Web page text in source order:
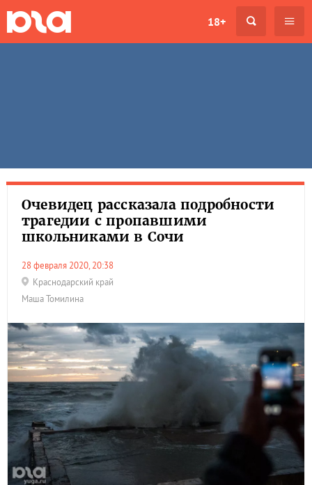
18+
Очевидец рассказала подробности
трагедии с пропавшими
школьниками в Сочи
28 февраля 2020, 20:38
Краснодарский край
Маша Томилина